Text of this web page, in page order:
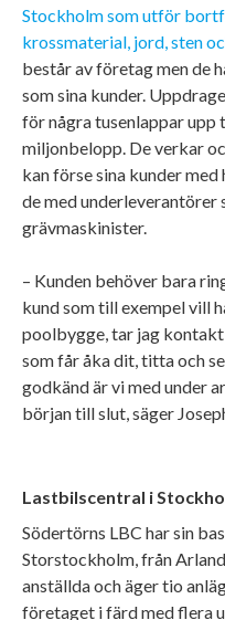
Stockholm som utför
krossmaterial, jord, sten
består av företag men de
som sina kunder.
för några tusenlappar
miljonbelopp. De verkar
kan förse sina kunder
de med underleverantörer
grävmaskinister.
– Kunden behöver bara
kund som till exempel vill
poolbygge, tar jag
som får åka dit, titta och
godkänd är vi med under
början till slut, säger
Lastbilscentral i
Södertörns LBC har sin
Storstockholm, från
anställda och äger tio
företaget i färd med flera